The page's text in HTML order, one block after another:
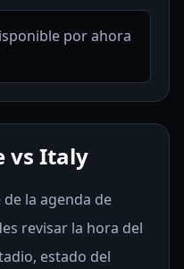
por ahora
vs Italy
la agenda de
revisar la hora del
estado del